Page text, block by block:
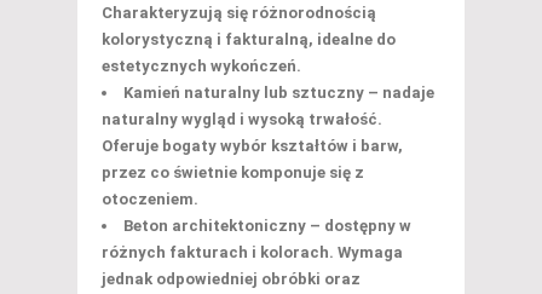
Charakteryzują się różnorodnością
kolorystyczną i fakturalną, idealne do
estetycznych wykończeń.
Kamień naturalny lub sztuczny – nadaje
naturalny wygląd i wysoką trwałość.
Oferuje bogaty wybór kształtów i barw,
przez co świetnie komponuje się z
otoczeniem.
Beton architektoniczny – dostępny w
różnych fakturach i kolorach. Wymaga
jednak odpowiedniej obróbki oraz